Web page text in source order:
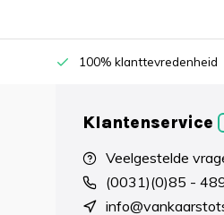
100% klanttevredenheid
Klantenservice
Veelgestelde
(0031)(0)85 -